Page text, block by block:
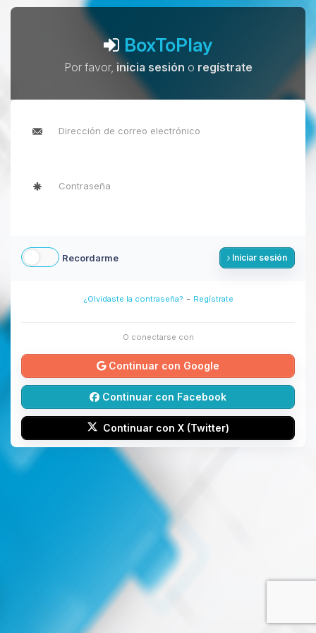
BoxToPlay
Por favor, inicia sesión o regístrate
Recordarme Iniciar sesión
¿Olvidaste la contraseña? - Regístrate
O conectarse con
Continuar con Google
Continuar con Facebook
Continuar con X (Twitter)